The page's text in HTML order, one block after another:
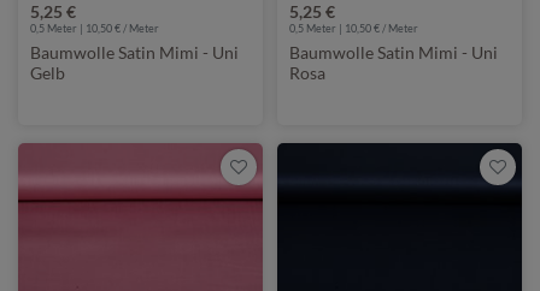
5,25 €
0,5 Meter | 10,50 € / Meter
Baumwolle Satin Mimi - Uni
Gelb
5,25 €
0,5 Meter | 10,50 € / Meter
Baumwolle Satin Mimi - Uni
Rosa